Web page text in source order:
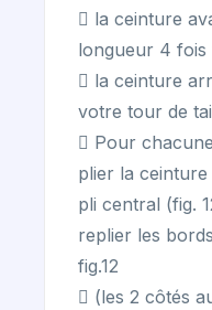
 la ceinture
longueur 4 fois
 la ceinture
votre tour de
 Pour
plier la
pli central (fig.
replier les
fig.12
 (les 2 côtés